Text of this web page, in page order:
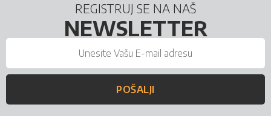
REGISTRUJ SE NA NAŠ
NEWSLETTER
POŠALJI